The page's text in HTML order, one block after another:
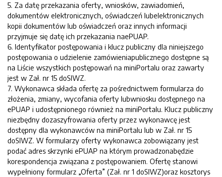
5. Za datę przekazania oferty, wniosków, zawiadomień,
dokumentów elektronicznych, oświadczeń lubelektronicznych
kopii dokumentów lub oświadczeń oraz innych informacji
przyjmuje się datę ich przekazania naePUAP.
6. Identyfikator postępowania i klucz publiczny dla niniejszego
postępowania o udzielenie zamówieniapublicznego dostępne są
na Liście wszystkich postępowań na miniPortalu oraz zawarty
jest w Zał. nr 15 doSIWZ.
7. Wykonawca składa ofertę za pośrednictwem formularza do
złożenia, zmiany, wycofania oferty lubwniosku dostępnego na
ePUAP i udostępnionego również na miniPortalu. Klucz publiczny
niezbędny dozaszyfrowania oferty przez wykonawcę jest
dostępny dla wykonawców na miniPortalu lub w Zał. nr 15
doSIWZ. W formularzy oferty wykonawca zobowiązany jest
podać adres skrzynki ePUAP na którym prowadzonabędzie
korespondencja związana z postępowaniem. Ofertę stanowi
wypełniony formularz „Oferta” (Zał. nr 1 doSIWZ)oraz kosztorys